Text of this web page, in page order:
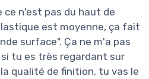
ce n'est pas du haut de
est moyenne, ça fait
surface". Ça ne m'a pas
tu es très regardant sur
qualité de finition, tu vas le